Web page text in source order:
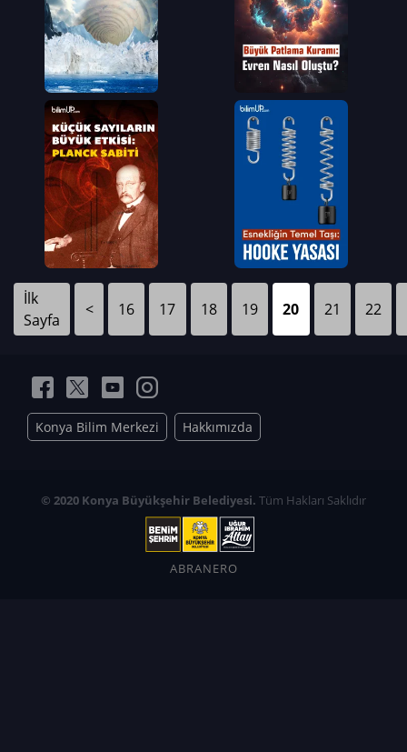
İlk
Sayfa
< 16 17 18 19 20 21 22
Konya Bilim Merkezi Hakkımızda
© 2020 Konya Büyükşehir Belediyesi. Tüm Hakları Saklıdır
ABRANERO